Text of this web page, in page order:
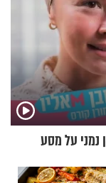
נמני על מסע